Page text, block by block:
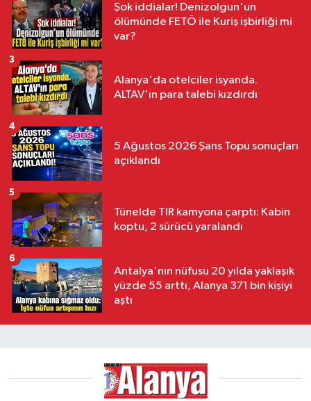
Şok iddialar! Denizolgun'un
ölümünde FETÖ ile Kuriş işbirliği mi
var?
Alanya'da otelciler isyanda.
ALTAV'ın para talebi kızdırdı
3
5 Ağustos 2026 Şans Topu sonuçları
açıklandı
4
Tünelde TIR kamyona çarptı: Kabin
koptu, 2 sürücü yaralandı
5
Antalya'nın nüfusu 20 yılda yaklaşık
yüzde 55 arttı, Alanya 371 bin kişiyi
aştı
6